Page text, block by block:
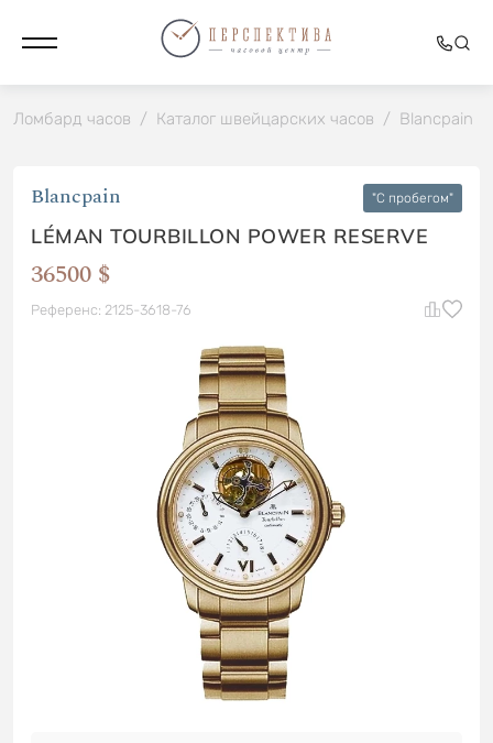
Ломбард часов / Каталог швейцарских часов / Blancpain
Blancpain "C пробегом"
LÉMAN TOURBILLON POWER RESERVE
36500 $
Референс: 2125-3618-76